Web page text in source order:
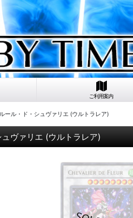
ご利用案内
ル・ド・シュヴァリエ (ウルトラレア)
ヴァリエ (ウルトラレア)